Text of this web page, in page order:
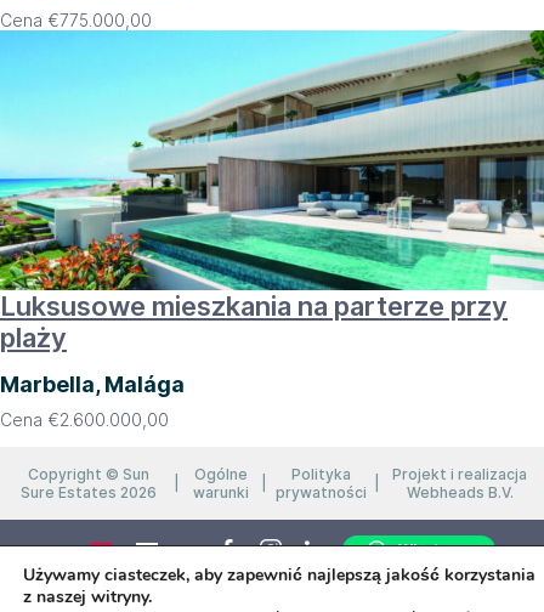
Cena €775.000,00
Luksusowe mieszkania na parterze przy
plaży
Marbella, Malága
Cena €2.600.000,00
Copyright © Sun
Sure Estates 2026
Ogólne
warunki
Polityka
prywatności
Projekt i realizacja
Webheads B.V.
Whatsapp
Używamy ciasteczek, aby zapewnić najlepszą jakość korzystania
z naszej witryny.